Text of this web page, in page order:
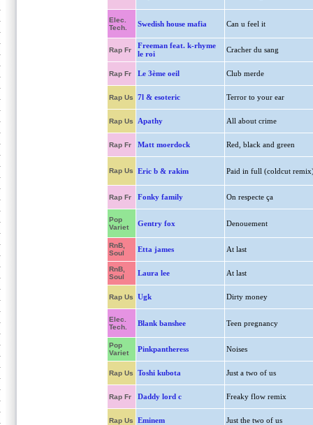
Elec.
Tech.
Swedish house mafia Can u feel it
Rap Fr
Freeman feat. k-rhyme
le roi
Cracher du sang
Rap Fr Le 3ème oeil Club merde
Rap Us 7l & esoteric Terror to your ear
Rap Us Apathy All about crime
Rap Fr Matt moerdock Red, black and green
Rap Us Eric b & rakim Paid in full (coldcut
Rap Fr Fonky family On respecte ça
Pop
Variet
Gentry fox Denouement
RnB,
Soul
Etta james At last
RnB,
Soul
Laura lee At last
Rap Us Ugk Dirty money
Elec.
Tech.
Blank banshee Teen pregnancy
Pop
Variet
Pinkpantheress Noises
Rap Us Toshi kubota Just a two of us
Rap Fr Daddy lord c Freaky flow remix
Rap Us Eminem Just the two of us